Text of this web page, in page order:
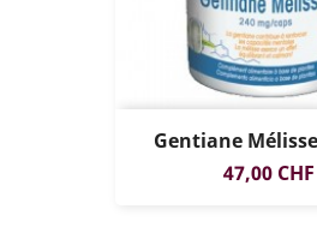
Gentiane
Prix
47,00 CHF